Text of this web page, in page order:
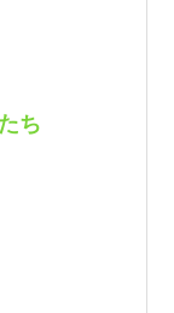
ち